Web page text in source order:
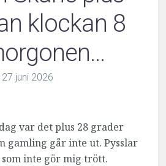
klockan 8
27 juni 2026
var det plus 28 grader
gamling går inte ut. Pysslar
inte gör mig trött.